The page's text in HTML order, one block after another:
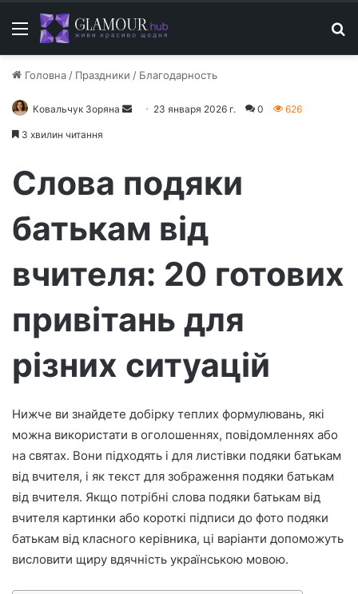
Меню
Головна / Праздники / Благодарность
Ковальчук Зоряна
а
и
т
п
с
м
о
23 января 2026 г. 0 626
3 хвилин читання
Слова подяки
батькам від
вчителя: 20 готових
привітань для
різних ситуацій
Нижче ви знайдете добірку теплих формулювань, які
можна використати в оголошеннях, повідомленнях або
на святах. Вони підходять і для листівки подяки батькам
від вчителя, і як текст для зображення подяки батькам
від вчителя. Якщо потрібні слова подяки батькам від
вчителя картинки або короткі підписи до фото подяки
батькам від класного керівника, ці варіанти допоможуть
висловити щиру вдячність українською мовою.